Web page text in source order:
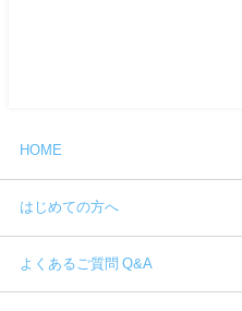
HOME
はじめての方へ
よくあるご質問 Q&A